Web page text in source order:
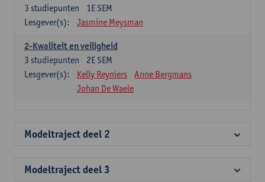
1E SEM
3 studiepunten
Lesgever(s):
Jasmine Meysman
2-Kwaliteit en veiligheid
2E SEM
3 studiepunten
Lesgever(s):
Kelly Reyniers
Anne Bergmans
Johan De Waele
Modeltraject deel 2
Modeltraject deel 3